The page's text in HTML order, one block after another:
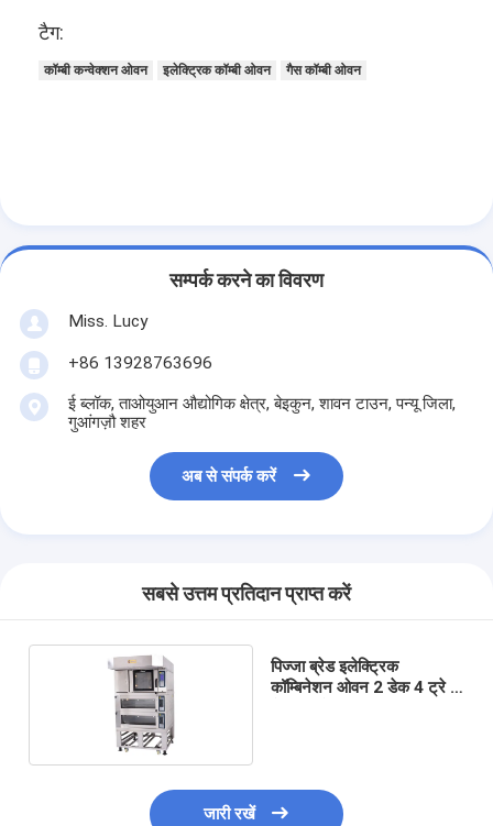
संवहन तंदूर
वाणिज्यिक प्रदर्शन फ्रीजर
वर्कबेंच फ्रीजर
ब्लास्ट चिलर
बर्फ निर्माता
बेकरी डिस्प्ले कैबिनेट
टैग:
कॉम्बी कन्वेक्शन ओवन इलेक्ट्रिक कॉम्बी ओवन गैस कॉम्बी ओवन
सम्पर्क करने का विवरण
Miss. Lucy
+86 13928763696
ई ब्लॉक, ताओयुआन औद्योगिक क्षेत्र, बेइकुन, शावन टाउन, पन्यू जिला,
गुआंगज़ौ शहर
अब से संपर्क करें
सबसे उत्तम प्रतिदान प्राप्त करें
पिज्जा ब्रेड इलेक्ट्रिक
कॉम्बिनेशन ओवन 2 डेक 4 ट्रे 3
जारी रखें